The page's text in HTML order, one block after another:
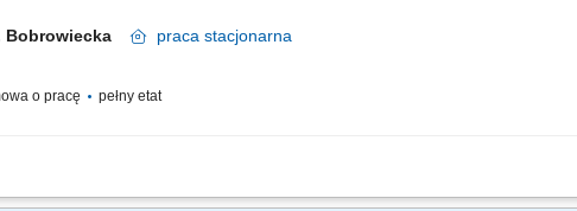
Bobrowiecka praca stacjonarna
o pracę pełny etat
zarządzania tożsamością oraz dostępami w organizacji. Definiowanie wymagań